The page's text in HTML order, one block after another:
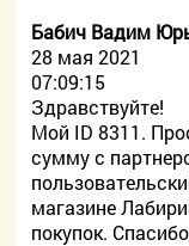
Бабич Вадим
28 мая 2021
07:09:15
Здравствуйте!
Мой ID 8311.
сумму с
магазине
покупок.